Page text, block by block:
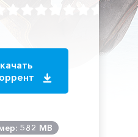
582 MB